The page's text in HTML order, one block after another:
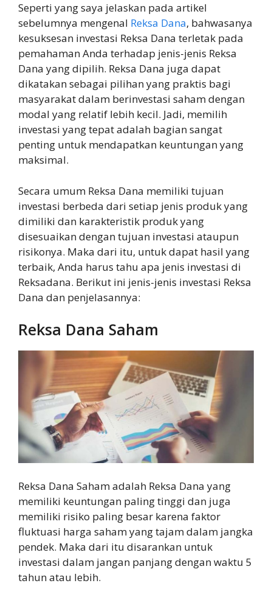
Seperti yang saya jelaskan pada artikel
sebelumnya mengenal Reksa Dana, bahwasanya
kesuksesan investasi Reksa Dana terletak pada
pemahaman Anda terhadap jenis-jenis Reksa
Dana yang dipilih. Reksa Dana juga dapat
dikatakan sebagai pilihan yang praktis bagi
masyarakat dalam berinvestasi saham dengan
modal yang relatif lebih kecil. Jadi, memilih
investasi yang tepat adalah bagian sangat
penting untuk mendapatkan keuntungan yang
maksimal.
Secara umum Reksa Dana memiliki tujuan
investasi berbeda dari setiap jenis produk yang
dimiliki dan karakteristik produk yang
disesuaikan dengan tujuan investasi ataupun
risikonya. Maka dari itu, untuk dapat hasil yang
terbaik, Anda harus tahu apa jenis investasi di
Reksadana. Berikut ini jenis-jenis investasi Reksa
Dana dan penjelasannya:
Reksa Dana Saham
Reksa Dana Saham adalah Reksa Dana yang
memiliki keuntungan paling tinggi dan juga
memiliki risiko paling besar karena faktor
fluktuasi harga saham yang tajam dalam jangka
pendek. Maka dari itu disarankan untuk
investasi dalam jangan panjang dengan waktu 5
tahun atau lebih.